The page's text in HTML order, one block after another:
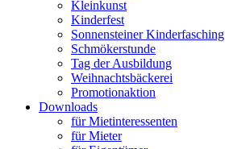
Kleinkunst
Kinderfest
Sonnensteiner Kinderfasching
Schmökerstunde
Tag der Ausbildung
Weihnachtsbäckerei
Promotionaktion
Downloads
für Mietinteressenten
für Mieter